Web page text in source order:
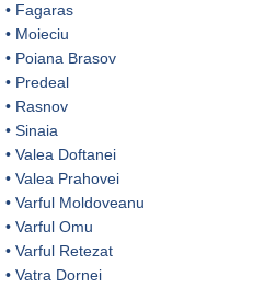
• Fagaras
• Moieciu
• Poiana Brasov
• Predeal
• Rasnov
• Sinaia
• Valea Doftanei
• Valea Prahovei
• Varful Moldoveanu
• Varful Omu
• Varful Retezat
• Vatra Dornei